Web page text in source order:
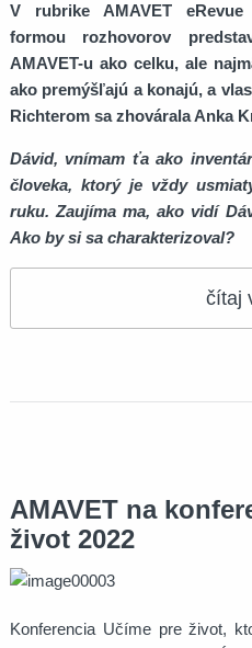
V rubrike AMAVET
formou rozhovorov
AMAVET-u ako celku, ale
ako premýšľajú a konajú, a
Richterom sa zhovárala Anka
Dávid, vnímam ťa ako
človeka, ktorý je vždy
ruku. Zaujíma ma, ako vidí
Ako by si sa charakterizoval?
čítaj
AMAVET na
život 2022
Konferencia Učíme pre život,